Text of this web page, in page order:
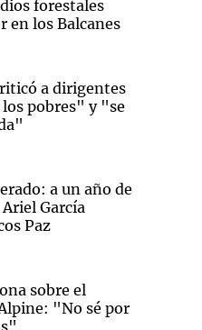
forestales
en los Balcanes
a dirigentes
pobres" y "se
a un año de
García
Paz
sobre el
"No sé por